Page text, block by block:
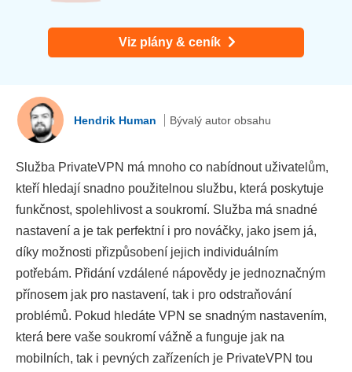
Viz plány & ceník
Hendrik Human Bývalý autor obsahu
Služba PrivateVPN má mnoho co nabídnout uživatelům,
kteří hledají snadno použitelnou službu, která poskytuje
funkčnost, spolehlivost a soukromí. Služba má snadné
nastavení a je tak perfektní i pro nováčky, jako jsem já,
díky možnosti přizpůsobení jejich individuálním
potřebám. Přidání vzdálené nápovědy je jednoznačným
přínosem jak pro nastavení, tak i pro odstraňování
problémů. Pokud hledáte VPN se snadným nastavením,
která bere vaše soukromí vážně a funguje jak na
mobilních, tak i pevných zařízeních je PrivateVPN tou